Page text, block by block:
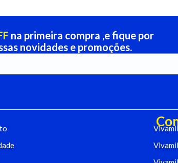
na primeira compra ,e fique por
novidades e promoções.